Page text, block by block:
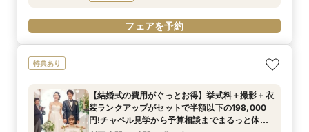
フェアを予約
特典あり
【結婚式の費用がぐっとお得】挙式料＋撮影＋衣
装ランクアップがセットで半額以下の198,000
円!チャペル見学から予算相談までまるっと体験